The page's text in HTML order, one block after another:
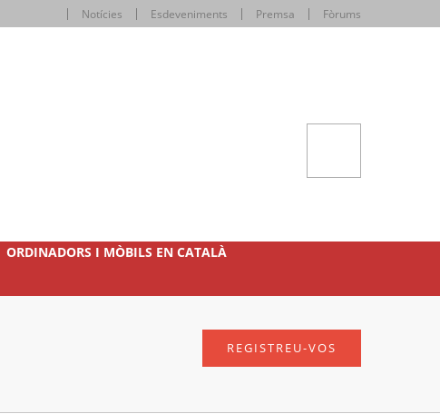
Notícies Esdeveniments Premsa Fòrums
ORDINADORS I MÒBILS EN CATALÀ
REGISTREU-VOS